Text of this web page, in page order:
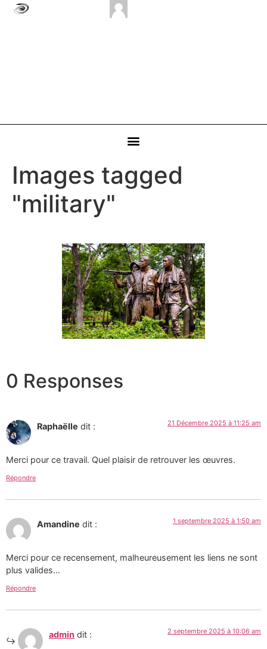
Images tagged
"military"
0 Responses
Raphaëlle dit : 21 Décembre 2025 à 11:25 am
Merci pour ce travail. Quel plaisir de retrouver les œuvres.
Répondre
Amandine dit : 1 septembre 2025 à 1:50 am
Merci pour ce recensement, malheureusement les liens ne sont
plus valides…
Répondre
admin dit : 2 septembre 2025 à 10:06 am